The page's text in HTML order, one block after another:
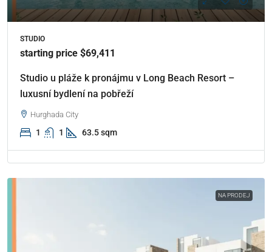
STUDIO
starting price $69,411
Studio u pláže k pronájmu v Long Beach Resort –
luxusní bydlení na pobřeží
Hurghada City
1 1 63.5 sqm
NA PRODEJ